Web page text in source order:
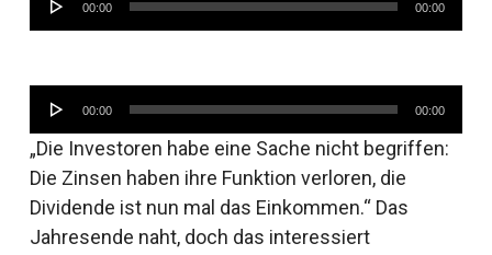
Player
00:00 00:00
Player
00:00 00:00
„Die Investoren habe eine Sache nicht begriffen:
Die Zinsen haben ihre Funktion verloren, die
Dividende ist nun mal das Einkommen.“ Das
Jahresende naht, doch das interessiert